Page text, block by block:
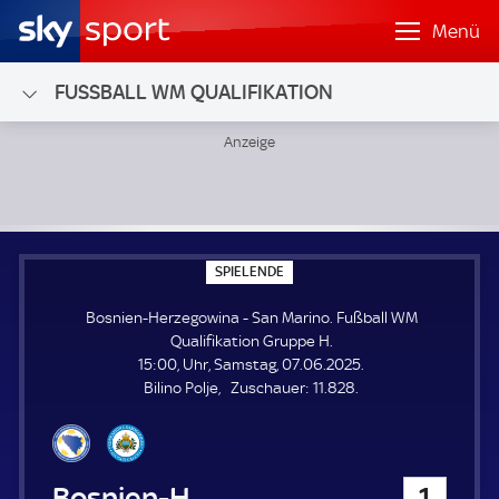
Menü
FUSSBALL WM QUALIFIKATION
SPIELENDE
P
E
E
N
E
Bosnien-Herzegowina - San Marino. Fußball WM
Qualifikation Gruppe H.
15:00, Uhr, Samstag, 07.06.2025.
Bilino Polje
Zuschauer: Z
11.828.